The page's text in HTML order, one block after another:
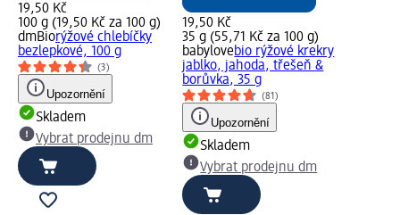
19,50 Kč
100 g (19,50 Kč za 100 g)
dmBiorýžové chlebíčky
bezlepkové, 100 g
(3)
Upozornění
Skladem
Vybrat prodejnu dm
19,50 Kč
35 g (55,71 Kč za 100 g)
babylovebio rýžové krekry
jablko, jahoda, třešeň &
borůvka, 35 g
(81)
Upozornění
Skladem
Vybrat prodejnu dm